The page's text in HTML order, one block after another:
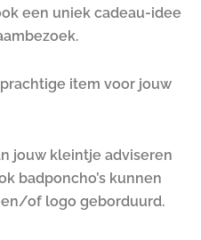
een uniek cadeau-idee
item voor jouw
jouw kleintje adviseren
badponcho’s kunnen
of logo geborduurd.